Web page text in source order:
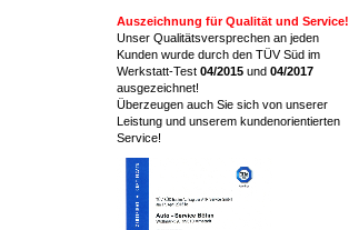
Auszeichnung für Qualität und Service!
Unser Qualitätsversprechen an jeden
Kunden wurde durch den TÜV Süd im
Werkstatt-Test 04/2015 und 04/2017
ausgezeichnet!
Überzeugen auch Sie sich von unserer
Leistung und unserem kundenorientierten
Service!